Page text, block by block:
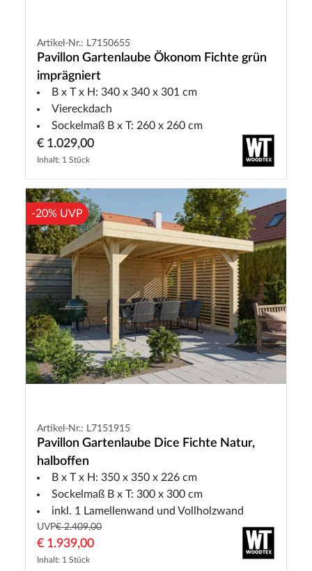
Artikel-Nr.: L7150655
Pavillon Gartenlaube Ökonom Fichte grün
imprägniert
B x T x H: 340 x 340 x 301 cm
Viereckdach
Sockelmaß B x T: 260 x 260 cm
€ 1.029,00
Inhalt: 1 Stück
-20% UVP
Artikel-Nr.: L7151915
Pavillon Gartenlaube Dice Fichte Natur,
halboffen
B x T x H: 350 x 350 x 226 cm
Sockelmaß B x T: 300 x 300 cm
inkl. 1 Lamellenwand und Vollholzwand
UVP€ 2.409,00
€ 1.939,00
Inhalt: 1 Stück